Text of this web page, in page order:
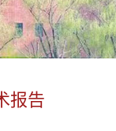
报告